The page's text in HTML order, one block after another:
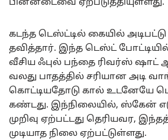
பின்னடைவை ஏற்படுத்தியுள்ளது.
கடந்த டெஸ்ட்டில் கையில்
தவித்தார். இந்த டெஸ்ட்
வீசிய ஃபுல் பந்தை ரிவர்ஸ் ஷாட்
வலது பாதத்தில் சரியான அடி
கொட்டியதோடு கால் உடனேயே
கண்டது. இந்நிலையில், ஸ்கேன்
முறிவு ஏற்பட்டது தெரியவர,
முடியாத நிலை ஏற்பட்டுள்ளது.